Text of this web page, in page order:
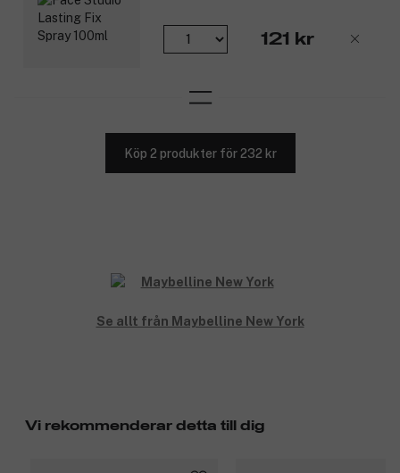
121 kr
Köp 2 produkter för 232 kr
Se allt från Maybelline New York
Vi rekommenderar detta till dig